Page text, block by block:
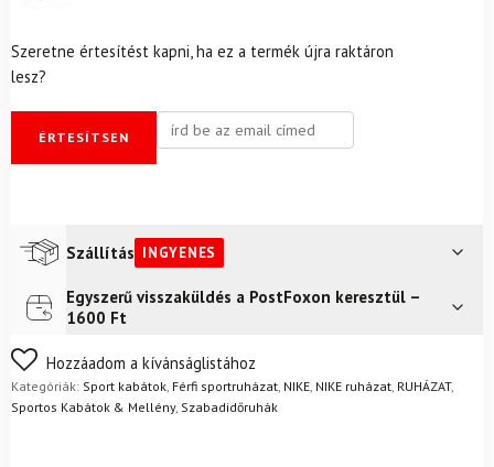
Szeretne értesítést kapni, ha ez a termék újra raktáron
lesz?
ÉRTESÍTSEN
Szállítás INGYENES
Futár a címreIngyenes
FoxPost
Egyszerű visszaküldés a PostFoxon keresztül –
1600 Ft
Nem biztos a választásában? Semmi gond – a terméket
egyszerűen visszaküldheti 14 napon belül, indoklás nélkül.
Mik a visszaküldés feltételei?
Hozzáadom a kívánságlistához
Kategóriák: Sport kabátok, Férfi sportruházat, NIKE, NIKE ruházat, RUHÁZAT,
Sportos Kabátok & Mellény, Szabadidőruhák